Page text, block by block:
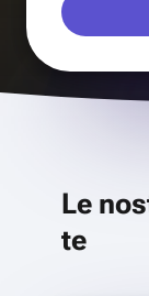
Le
te